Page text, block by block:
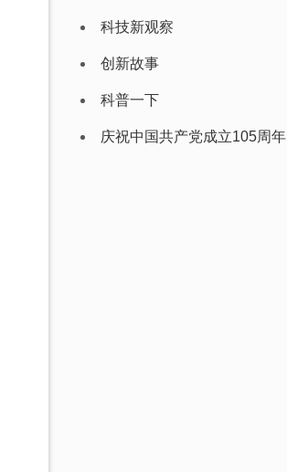
科技新观察
创新故事
科普一下
庆祝中国共产党成立105周年